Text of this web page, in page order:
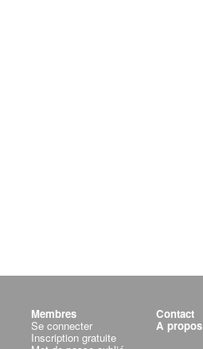
Membres
Se connecter
Inscription gratuite
Contact
A propos